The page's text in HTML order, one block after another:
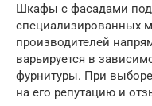
Шкафы с фасадами
специализированных
производителей
варьируется в
фурнитуры. При
на его репутацию и